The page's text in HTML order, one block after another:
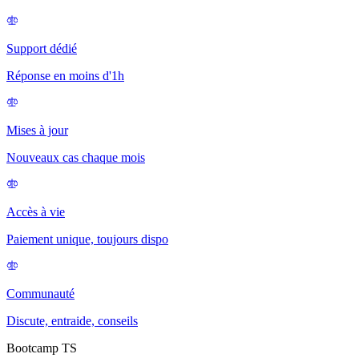
Support dédié
Réponse en moins d'1h
Mises à jour
Nouveaux cas chaque mois
Accès à vie
Paiement unique, toujours dispo
Communauté
Discute, entraide, conseils
Bootcamp TS